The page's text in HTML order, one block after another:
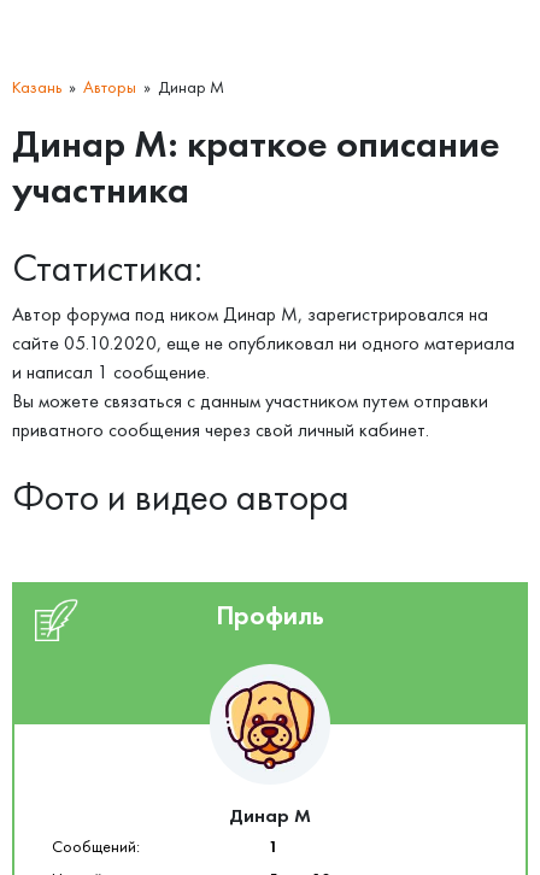
Казань Авторы Динар М
Динар М: краткое описание
участника
Статистика:
Автор форума под ником Динар М, зарегистрировался на
сайте 05.10.2020, еще не опубликовал ни одного материала
и написал 1 сообщение.
Вы можете связаться с данным участником путем отправки
приватного сообщения через свой личный кабинет.
Фото и видео автора
Профиль
Динар М
Сообщений:
1